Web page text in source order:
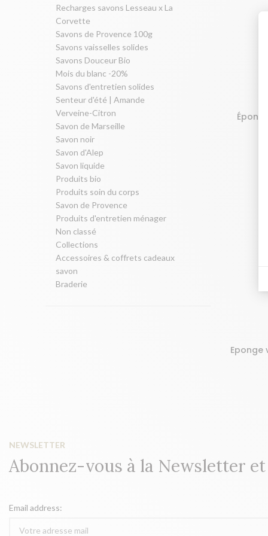
AJOUTER
Eponge
Recharges savons Lesseau x La
Corvette
Savons de Provence 100g
Savons vaisselles solides
Savons Douceur Bio
Mois du blanc -20%
Savons d'entretien solides
Senteur d'été | Amande
Verveine-Citron
Savon de Marseille
Savon noir
Savon d'Alep
Savon liquide
Produits bio
Produits soin du corps
Savon de Provence
Produits d'entretien ménager
Non classé
Collections
Accessoires & coffrets cadeaux
savon
Braderie
NEWSLETTER
Abonnez-vous à la Newsletter
Email address: